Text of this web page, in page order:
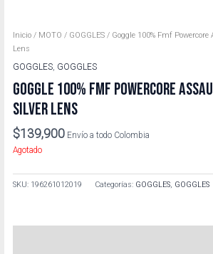
Inicio / MOTO / GOGGLES / Goggle 100% Fmf
Lens
GOGGLES GOGGLES
GOGGLE 100% FMF POWERCORE
SILVER LENS
$139,900 Envío a todo Colombia
Agotado
SKU: 196261012019 Categorías: GOGGLES, GOGGLES